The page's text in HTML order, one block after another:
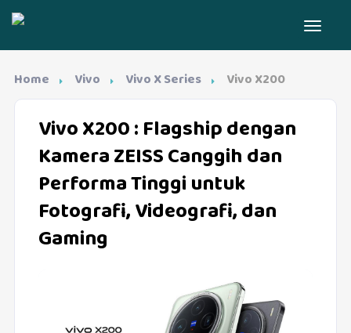
Home Vivo Vivo X Series Vivo X200
Vivo X200: Flagship dengan
Kamera ZEISS Canggih dan
Performa Tinggi untuk
Fotografi, Videografi, dan
Gaming